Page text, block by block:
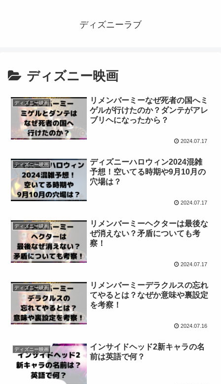
ディズニーラブ
ディズニー映画
ディズニー映画
リメンバーミーなぜ死者の国へミ
ゲルが行けたのか？ダンテがアレ
ブリヘになったから？
2024.07.17
ディズニー映画
ディズニーハロウィン2024混雑
予想！空いてる時期や9月10月の
穴場は？
2024.07.17
ディズニー映画
リメンバーミーヘクターは最後な
ぜ消えない？矛盾についても考
察！
2024.07.17
ディズニー映画
リメンバーミーデラクルスの忘れ
てやるとは？なぜか意味や裏設定
を考察！
2024.07.16
ディズニー映画
インサイドヘッド2新キャラの名
前は英語で何？